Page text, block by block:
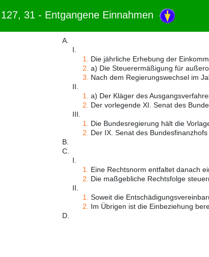
31 - Entgangene Einnahmen
A.
I.
1.
Die jährliche Erhebung der
2. a) Die Steuerermäßigung für
3.
Nach dem Regierungswechsel im
II.
1.
a) Der Kläger des
2.
Der vorlegende XI. Senat des
III.
1.
Die Bundesregierung hält die
2.
Der IX. Senat des Bundesfinanzhofs
B.
C.
I.
1.
Eine Rechtsnorm entfaltet danach
2.
Die maßgebliche Rechtsfolge
II.
1.
Soweit die
2.
Im Übrigen ist die Einbeziehung
D.